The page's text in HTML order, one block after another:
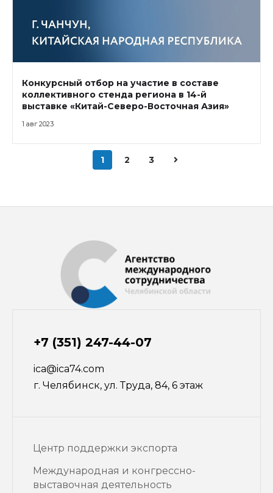
Конкурсный отбор на участие в составе
коллективного стенда региона в 14-й
выставке «Китай-Северо-Восточная Азия»
1 авг 2023
1 2 3
+7 (351) 247-44-07
ica@ica74.com
г. Челябинск, ул. Труда, 84, 6 этаж
Центр поддержки экспорта
Международная и конгрессно-
выставочная деятельность